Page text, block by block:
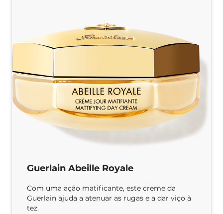
Guerlain Abeille Royale
Com uma ação matificante, este creme da
Guerlain ajuda a atenuar as rugas e a dar viço à
tez.